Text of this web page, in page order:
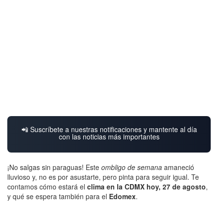
📲 Suscríbete a nuestras notificaciones y mantente al día
con las noticias más importantes
¡No salgas sin paraguas! Este ombligo de semana amaneció
lluvioso y, no es por asustarte, pero pinta para seguir igual. Te
contamos cómo estará el clima en la CDMX hoy, 27 de agosto,
y qué se espera también para el Edomex.